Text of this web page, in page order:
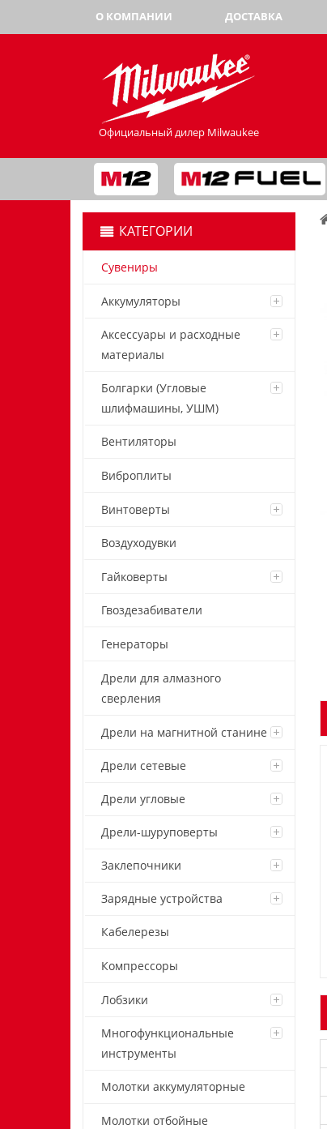
О КОМПАНИИ ДОСТАВКА
Официальный дилер Milwaukee
КАТЕГОРИИ
Сувениры
Аккумуляторы
Аксессуары и расходные
материалы
Болгарки (Угловые
шлифмашины, УШМ)
Вентиляторы
Виброплиты
Винтоверты
Воздуходувки
Гайковерты
Гвоздезабиватели
Генераторы
Дрели для алмазного
сверления
Дрели на магнитной станине
Дрели сетевые
Дрели угловые
Дрели-шуруповерты
Заклепочники
Зарядные устройства
Кабелерезы
Компрессоры
Лобзики
Многофункциональные
инструменты
Молотки аккумуляторные
Молотки отбойные